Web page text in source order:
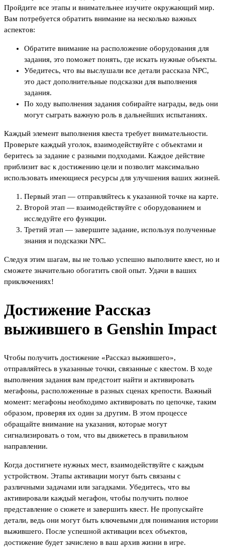
Пройдите все этапы и внимательнее изучите окружающий мир.
Вам потребуется обратить внимание на несколько важных
аспектов:
Обратите внимание на расположение оборудования для
задания, это поможет понять, где искать нужные объекты.
Убедитесь, что вы выслушали все детали рассказа NPC,
это даст дополнительные подсказки для выполнения
задания.
По ходу выполнения задания собирайте награды, ведь они
могут сыграть важную роль в дальнейших испытаниях.
Каждый элемент выполнения квеста требует внимательности.
Проверьте каждый уголок, взаимодействуйте с объектами и
беритесь за задание с разными подходами. Каждое действие
приблизит вас к достижению цели и позволит максимально
использовать имеющиеся ресурсы для улучшения ваших жизней.
Первый этап — отправляйтесь к указанной точке на карте.
Второй этап — взаимодействуйте с оборудованием и
исследуйте его функции.
Третий этап — завершите задание, используя полученные
знания и подсказки NPC.
Следуя этим шагам, вы не только успешно выполните квест, но и
сможете значительно обогатить свой опыт. Удачи в ваших
приключениях!
Достижение Рассказ
выжившего в Genshin Impact
Чтобы получить достижение «Рассказ выжившего»,
отправляйтесь в указанные точки, связанные с квестом. В ходе
выполнения задания вам предстоит найти и активировать
мегафоны, расположенные в разных сценах крепости. Важный
момент: мегафоны необходимо активировать по цепочке, таким
образом, проверяя их один за другим. В этом процессе
обращайте внимание на указания, которые могут
сигнализировать о том, что вы движетесь в правильном
направлении.
Когда достигнете нужных мест, взаимодействуйте с каждым
устройством. Этапы активации могут быть связаны с
различными задачами или загадками. Убедитесь, что вы
активировали каждый мегафон, чтобы получить полное
представление о сюжете и завершить квест. Не пропускайте
детали, ведь они могут быть ключевыми для понимания истории
выжившего. После успешной активации всех объектов,
достижение будет зачислено в ваш архив жизни в игре.